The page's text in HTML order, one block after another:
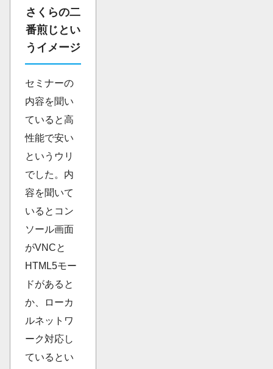
さくらの二
番煎じとい
うイメージ
セミナーの
内容を聞い
ていると高
性能で安い
というウリ
でした。内
容を聞いて
いるとコン
ソール画面
がVNCと
HTML5モー
ドがあると
か、ローカ
ルネットワ
ーク対応し
ているとい